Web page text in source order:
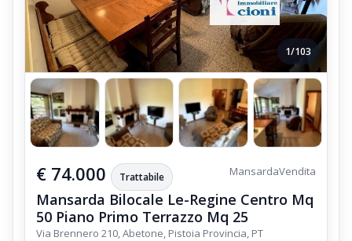
1/103
€ 74.000 Trattabile MansardaVendita
Mansarda Bilocale Le-Regine Centro Mq
50 Piano Primo Terrazzo Mq 25
Via Brennero 210, Abetone, Pistoia Provincia, PT